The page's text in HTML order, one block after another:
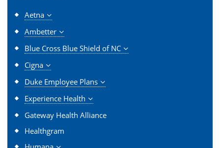
Aetna
Ambetter
Blue Cross Blue Shield of NC
Cigna
Duke Employee Plans
Experience Health
Gateway Health Alliance
Healthgram